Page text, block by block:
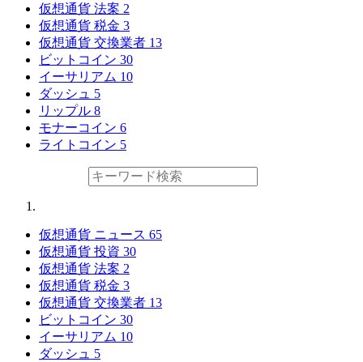
仮想通貨 法案 2
仮想通貨 税金 3
仮想通貨 交換業者 13
ビットコイン 30
イーサリアム 10
ダッシュ 5
リップル 8
モナーコイン 6
ライトコイン 5
仮想通貨 ニュース 65
仮想通貨 投資 30
仮想通貨 法案 2
仮想通貨 税金 3
仮想通貨 交換業者 13
ビットコイン 30
イーサリアム 10
ダッシュ 5